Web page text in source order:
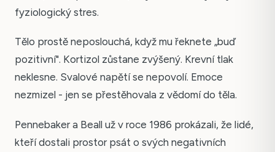
fyziologický stres.
Tělo prostě neposlouchá, když mu řeknete „buď
pozitivní". Kortizol zůstane zvýšený. Krevní tlak
neklesne. Svalové napětí se nepovolí. Emoce
nezmizel - jen se přestěhovala z vědomí do těla.
Pennebaker a Beall už v roce 1986 prokázali, že lidé,
kteří dostali prostor psát o svých negativních